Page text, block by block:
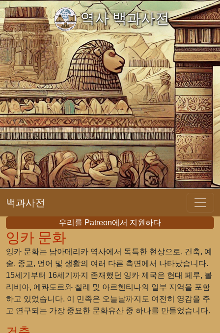
역사 백과사전
백과사전
우리를 Patreon에서 지원하다
잉카 문화
잉카 문화는 남아메리카 역사에서 독특한 현상으로, 건축, 예
술, 종교, 언어 및 생활의 여러 다른 측면에서 나타났습니다.
15세기부터 16세기까지 존재했던 잉카 제국은 현대 페루, 볼
리비아, 에콰도르와 칠레 및 아르헨티나의 일부 지역을 포함
하고 있었습니다. 이 민족은 오늘날까지도 여전히 영감을 주
고 연구되는 가장 중요한 문화유산 중 하나를 만들었습니다.